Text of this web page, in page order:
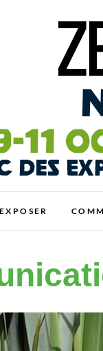
BIO, BIEN-
EXPOSER